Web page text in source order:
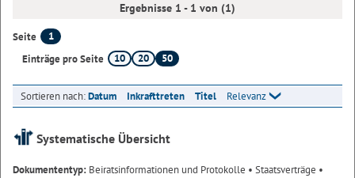
Ergebnisse 1 - 1 von (1)
Seite
1
Einträge pro Seite
10 20 50
Sortieren nach:Datum Inkrafttreten Titel Relevanz
Systematische Übersicht
Dokumententyp: Beiratsinformationen und Protokolle • Staatsverträge •